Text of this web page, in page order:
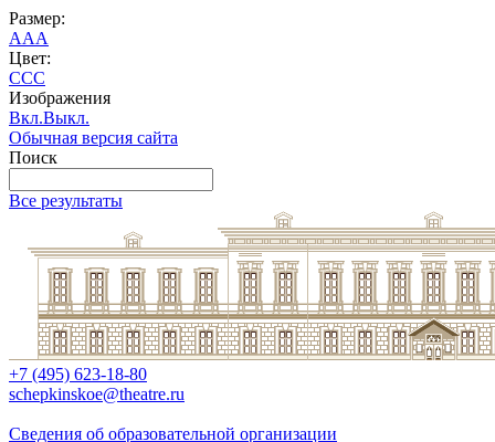
Размер:
AAA
Цвет:
CCC
Изображения
Вкл.Выкл.
Обычная версия сайта
Поиск
Все результаты
+7 (495) 623-18-80
schepkinskoe@theatre.ru
Сведения об образовательной организации